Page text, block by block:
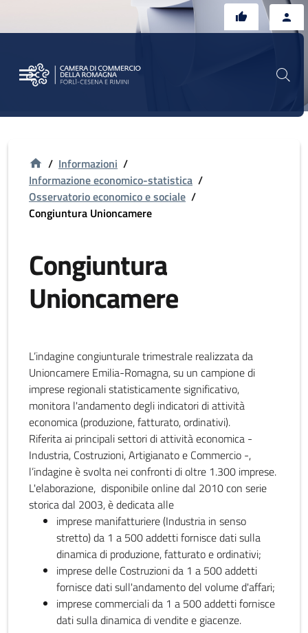
/ Informazioni /
Informazione economico-statistica /
Osservatorio economico e sociale /
Congiuntura Unioncamere
Congiuntura
Unioncamere
L’indagine congiunturale trimestrale realizzata da
Unioncamere Emilia-Romagna, su un campione di
imprese regionali statisticamente significativo,
monitora l'andamento degli indicatori di attività
economica (produzione, fatturato, ordinativi).
Riferita ai principali settori di attività economica -
Industria, Costruzioni, Artigianato e Commercio -,
l’indagine è svolta nei confronti di oltre 1.300 imprese.
L'elaborazione, disponibile online dal 2010 con serie
storica dal 2003, è dedicata alle
imprese manifatturiere (Industria in senso
stretto) da 1 a 500 addetti fornisce dati sulla
dinamica di produzione, fatturato e ordinativi;
imprese delle Costruzioni da 1 a 500 addetti
fornisce dati sull'andamento del volume d'affari;
imprese commerciali da 1 a 500 addetti fornisce
dati sulla dinamica di vendite e giacenze.